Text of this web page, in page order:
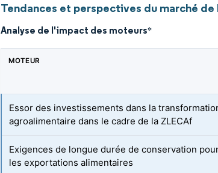
Tendances et perspectives du marché
Analyse de l'impact des moteurs*
MOTEUR
Essor des investissements dans la
agroalimentaire dans le cadre de la ZLECAf
Exigences de longue durée de conservation
les exportations alimentaires